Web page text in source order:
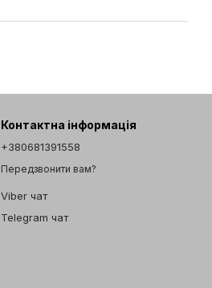
Контактна інформація
+380681391558
Передзвонити вам?
Viber чат
Telegram чат